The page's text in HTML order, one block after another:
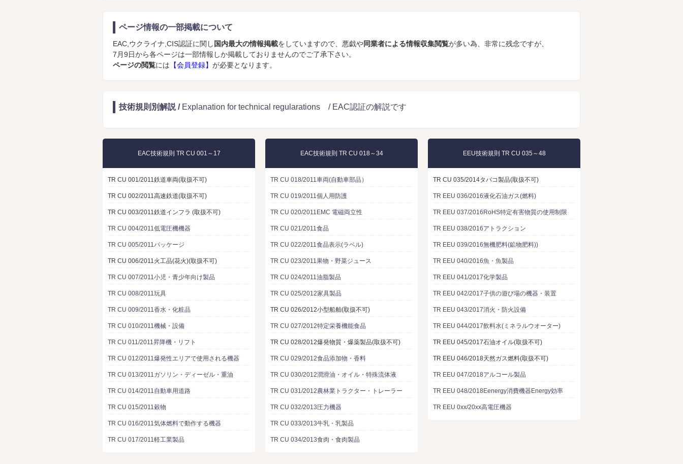
ページ情報の一部掲載について
EAC,ウクライナ,CIS認証に関し国内最大の情報掲載をしていますので、悪戯や同業者による情報収集閲覧が多い為、非常に残念ですが、
7月9日から各ページは一部情報しか掲載しておりませんのでご了承下さい。
ページの閲覧には 【会員登録】 が必要となります。
技術規則別解説 / Explanation for technical regularations / EAC認証の解説です
EAC技術規則 TR CU 001～17
TR CU 001/2011鉄道車両(取扱不可)
TR CU 002/2011高速鉄道(取扱不可)
TR CU 003/2011鉄道インフラ (取扱不可)
TR CU 004/2011低電圧機機器
TR CU 005/2011パッケージ
TR CU 006/2011火工品(花火)(取扱不可)
TR CU 007/2011小児・青少年向け製品
TR CU 008/2011玩具
TR CU 009/2011香水・化粧品
TR CU 010/2011機械・設備
TR CU 011/2011昇降機・リフト
TR CU 012/2011爆発性エリアで使用される機器
TR CU 013/2011ガソリン・ディーゼル・重油
TR CU 014/2011自動車用道路
TR CU 015/2011穀物
TR CU 016/2011気体燃料で動作する機器
TR CU 017/2011軽工業製品
EAC技術規則 TR CU 018～34
TR CU 018/2011車両(自動車部品）
TR CU 019/2011個人用防護
TR CU 020/2011EMC 電磁両立性
TR CU 021/2011食品
TR CU 022/2011食品表示(ラベル)
TR CU 023/2011果物・野菜ジュース
TR CU 024/2011油脂製品
TR CU 025/2012家具製品
TR CU 026/2012小型船舶(取扱不可)
TR CU 027/2012特定栄養機能食品
TR CU 028/2012爆発物質・爆薬製品(取扱不可)
TR CU 029/2012食品添加物・香料
TR CU 030/2012潤滑油・オイル・特殊流体液
TR CU 031/2012農林業トラクター・トレーラー
TR CU 032/2013圧力機器
TR CU 033/2013牛乳・乳製品
TR CU 034/2013食肉・食肉製品
EEU技術規則 TR CU 035～48
TR CU 035/2014タバコ製品(取扱不可)
TR EEU 036/2016液化石油ガス(燃料)
TR EEU 037/2016RoHS特定有害物質の使用制限
TR EEU 038/2016アトラクション
TR EEU 039/2016無機肥料(鉱物肥料))
TR EEU 040/2016魚・魚製品
TR EEU 041/2017化学製品
TR EEU 042/2017子供の遊び場の機器・装置
TR EEU 043/2017消火・防火設備
TR EEU 044/2017飲料水(ミネラルウオーター)
TR EEU 045/2017石油オイル(取扱不可)
TR EEU 046/2018天然ガス燃料(取扱不可)
TR EEU 047/2018アルコール製品
TR EEU 048/2018Eenergy消費機器Energy効率
TR EEU 0xx/20xx高電圧機器